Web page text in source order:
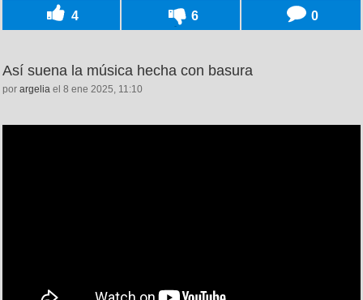
4 6 0
Así suena la música hecha con basura
por argelia el 8 ene 2025, 11:10